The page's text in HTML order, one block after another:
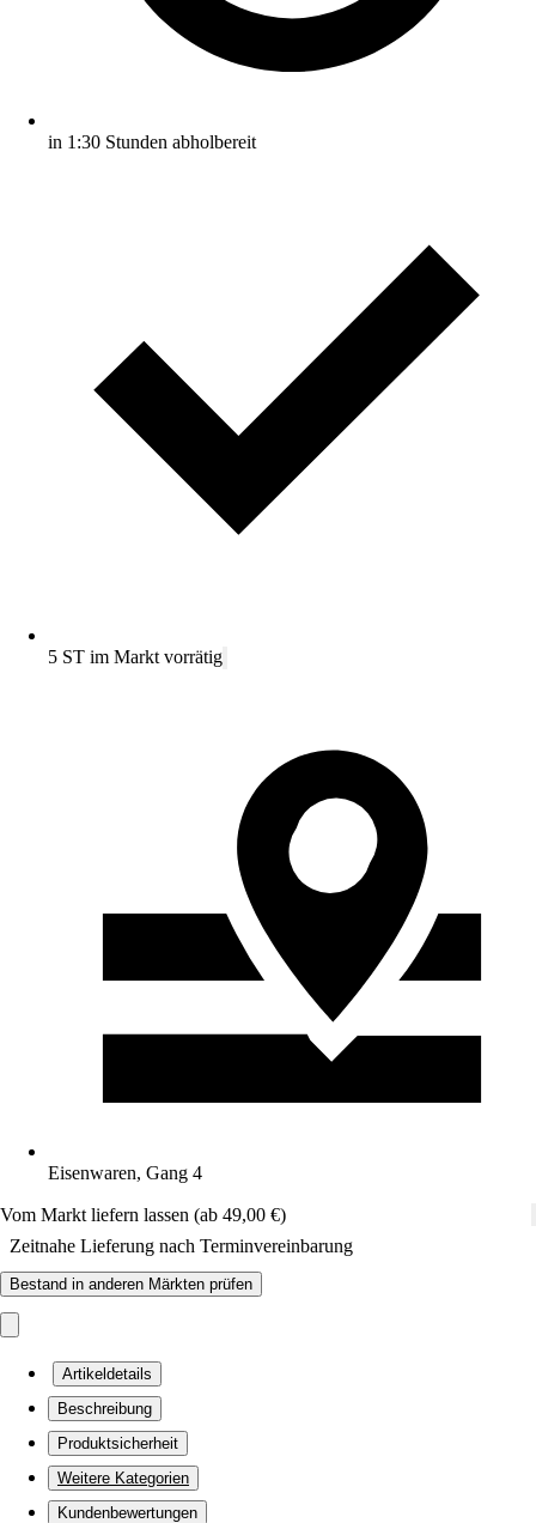
in 1:30 Stunden abholbereit
5 ST im Markt vorrätig
Eisenwaren, Gang 4
Vom Markt liefern lassen (ab 49,00 €)
Zeitnahe Lieferung nach Terminvereinbarung
Bestand in anderen Märkten prüfen
Artikeldetails
Beschreibung
Produktsicherheit
Weitere Kategorien
Kundenbewertungen